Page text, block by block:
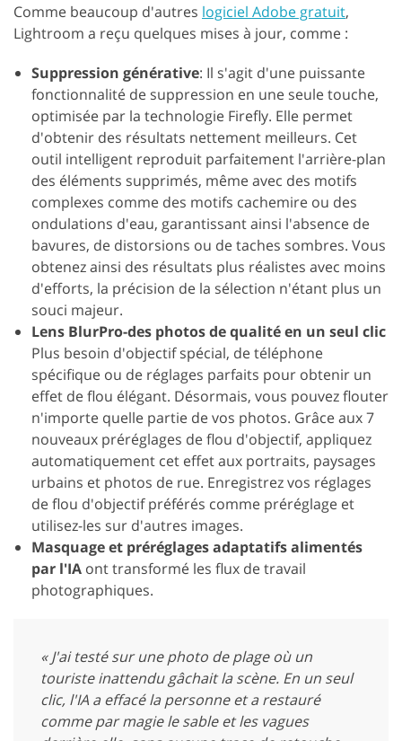
Comme beaucoup d'autres logiciel Adobe gratuit,
Lightroom a reçu quelques mises à jour, comme :
Suppression générative: Il s'agit d'une puissante
fonctionnalité de suppression en une seule touche,
optimisée par la technologie Firefly. Elle permet
d'obtenir des résultats nettement meilleurs. Cet
outil intelligent reproduit parfaitement l'arrière-plan
des éléments supprimés, même avec des motifs
complexes comme des motifs cachemire ou des
ondulations d'eau, garantissant ainsi l'absence de
bavures, de distorsions ou de taches sombres. Vous
obtenez ainsi des résultats plus réalistes avec moins
d'efforts, la précision de la sélection n'étant plus un
souci majeur.
Lens BlurPro-des photos de qualité en un seul clic
Plus besoin d'objectif spécial, de téléphone
spécifique ou de réglages parfaits pour obtenir un
effet de flou élégant. Désormais, vous pouvez flouter
n'importe quelle partie de vos photos. Grâce aux 7
nouveaux préréglages de flou d'objectif, appliquez
automatiquement cet effet aux portraits, paysages
urbains et photos de rue. Enregistrez vos réglages
de flou d'objectif préférés comme préréglage et
utilisez-les sur d'autres images.
Masquage et préréglages adaptatifs alimentés
par l'IA ont transformé les flux de travail
photographiques.
« J'ai testé sur une photo de plage où un
touriste inattendu gâchait la scène. En un seul
clic, l'IA a effacé la personne et a restauré
comme par magie le sable et les vagues